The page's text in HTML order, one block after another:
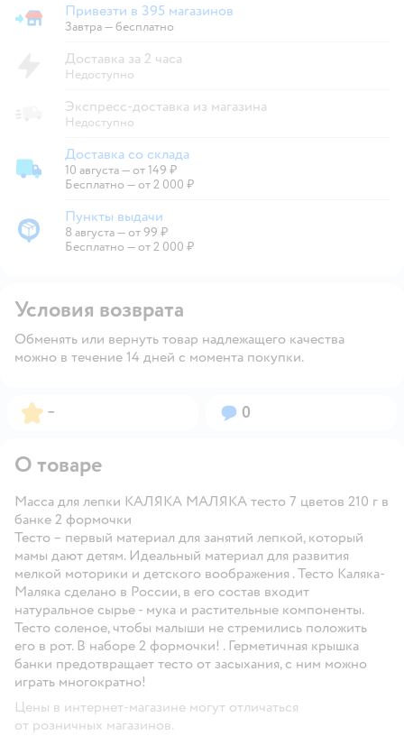
Привезти в магазин
Привезти в 395 магазинов
Завтра—бесплатно
Доставка за 2 часа
Недоступно
Экспресс-доставка из магазина
Недоступно
Доставка со склада
Доставка со склада
10 августа—от 149 ₽
Бесплатно — от 2 000 ₽
Пункты выдачи
Пункты выдачи
8 августа—от 99 ₽
Бесплатно — от 2 000 ₽
Условия возврата
Обменять или вернуть товар надлежащего качества
можно в течение 14 дней с момента покупки.
Рейтинг:
– Вопросов:
0
О товаре
Масса для лепки КАЛЯКА МАЛЯКА тесто 7 цветов 210 г в
банке 2 формочки
Тесто – первый материал для занятий лепкой, который
мамы дают детям. Идеальный материал для развития
мелкой моторики и детского воображения . Тесто Каляка-
Маляка сделано в России, в его состав входит
натуральное сырье - мука и растительные компоненты.
Тесто соленое, чтобы малыши не стремились положить
его в рот. В наборе 2 формочки! . Герметичная крышка
банки предотвращает тесто от засыхания, с ним можно
играть многократно!
Цены в интернет-магазине могут отличаться
от розничных магазинов.